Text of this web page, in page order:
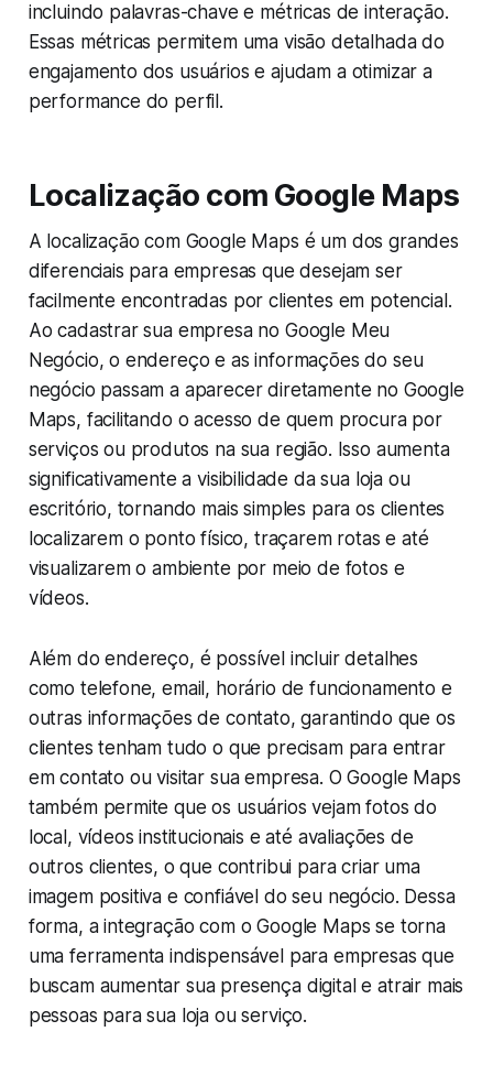
incluindo palavras-chave e métricas de interação.
Essas métricas permitem uma visão detalhada do
engajamento dos usuários e ajudam a otimizar a
performance do perfil.
Localização com Google Maps
A localização com Google Maps é um dos grandes
diferenciais para empresas que desejam ser
facilmente encontradas por clientes em potencial.
Ao cadastrar sua empresa no Google Meu
Negócio, o endereço e as informações do seu
negócio passam a aparecer diretamente no Google
Maps, facilitando o acesso de quem procura por
serviços ou produtos na sua região. Isso aumenta
significativamente a visibilidade da sua loja ou
escritório, tornando mais simples para os clientes
localizarem o ponto físico, traçarem rotas e até
visualizarem o ambiente por meio de fotos e
vídeos.
Além do endereço, é possível incluir detalhes
como telefone, email, horário de funcionamento e
outras informações de contato, garantindo que os
clientes tenham tudo o que precisam para entrar
em contato ou visitar sua empresa. O Google Maps
também permite que os usuários vejam fotos do
local, vídeos institucionais e até avaliações de
outros clientes, o que contribui para criar uma
imagem positiva e confiável do seu negócio. Dessa
forma, a integração com o Google Maps se torna
uma ferramenta indispensável para empresas que
buscam aumentar sua presença digital e atrair mais
pessoas para sua loja ou serviço.